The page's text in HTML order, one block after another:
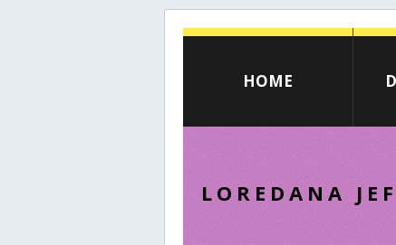
HOME
LOREDANA